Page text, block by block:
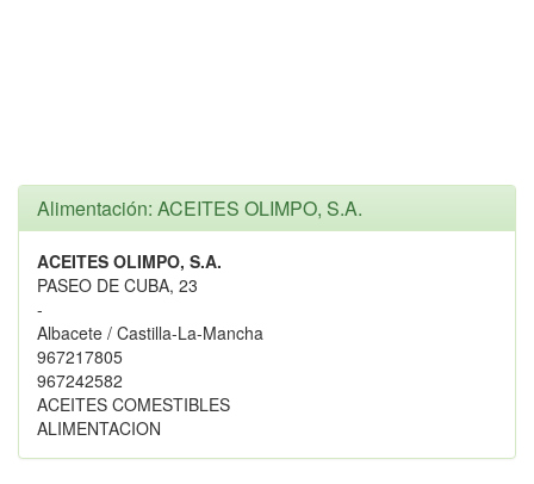
Alimentación: ACEITES OLIMPO, S.A.
ACEITES OLIMPO, S.A.
PASEO DE CUBA, 23
-
Albacete / Castilla-La-Mancha
967217805
967242582
ACEITES COMESTIBLES
ALIMENTACION